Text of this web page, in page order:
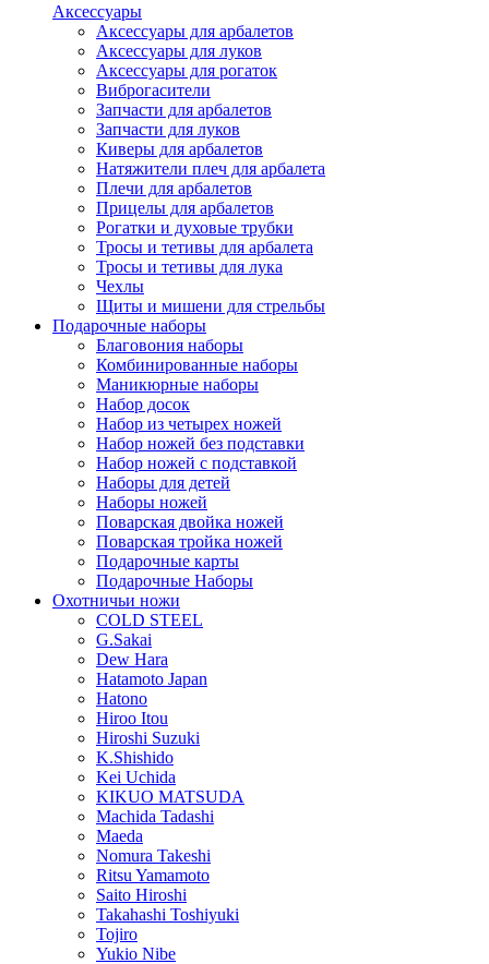
Аксессуары
Аксессуары для арбалетов
Аксессуары для луков
Аксессуары для рогаток
Виброгасители
Запчасти для арбалетов
Запчасти для луков
Киверы для арбалетов
Натяжители плеч для арбалета
Плечи для арбалетов
Прицелы для арбалетов
Рогатки и духовые трубки
Тросы и тетивы для арбалета
Тросы и тетивы для лука
Чехлы
Щиты и мишени для стрельбы
Подарочные наборы
Благовония наборы
Комбинированные наборы
Маникюрные наборы
Набор досок
Набор из четырех ножей
Набор ножей без подставки
Набор ножей с подставкой
Наборы для детей
Наборы ножей
Поварская двойка ножей
Поварская тройка ножей
Подарочные карты
Подарочные Наборы
Охотничьи ножи
COLD STEEL
G.Sakai
Dew Hara
Hatamoto Japan
Hatono
Hiroo Itou
Hiroshi Suzuki
K.Shishido
Kei Uchida
KIKUO MATSUDA
Machida Tadashi
Maeda
Nomura Takeshi
Ritsu Yamamoto
Saito Hiroshi
Takahashi Toshiyuki
Tojiro
Yukio Nibe